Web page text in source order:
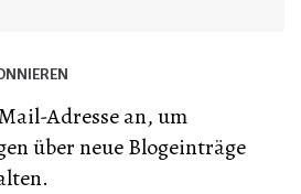
Adresse an, um
über neue Blogeinträge